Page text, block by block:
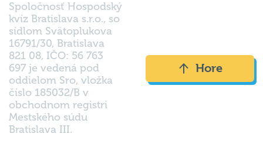
Spoločnosť Hospodský
kvíz Bratislava s.r.o., so
sídlom Svätoplukova
16791/30, Bratislava
821 08, IČO: 56 763
697 je vedená pod
oddielom Sro, vložka
číslo 185032/B v
obchodnom registri
Mestského súdu
Bratislava III.
Hore